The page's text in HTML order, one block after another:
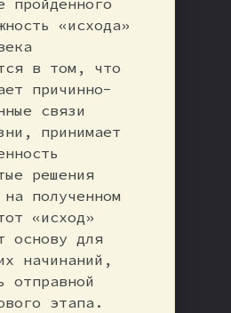
«исхода»
в том, что
причинно-
связи
принимает
решения
полученном
«исход»
основу для
начинаний,
отправной
этапа.